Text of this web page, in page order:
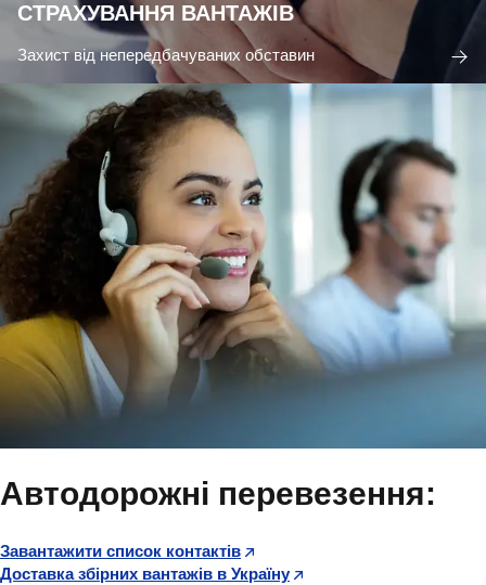
СТРАХУВАННЯ ВАНТАЖІВ
Захист від непередбачуваних обставин
Автодорожні перевезення:
Завантажити список контактів
Доставка збірних вантажів в Україну